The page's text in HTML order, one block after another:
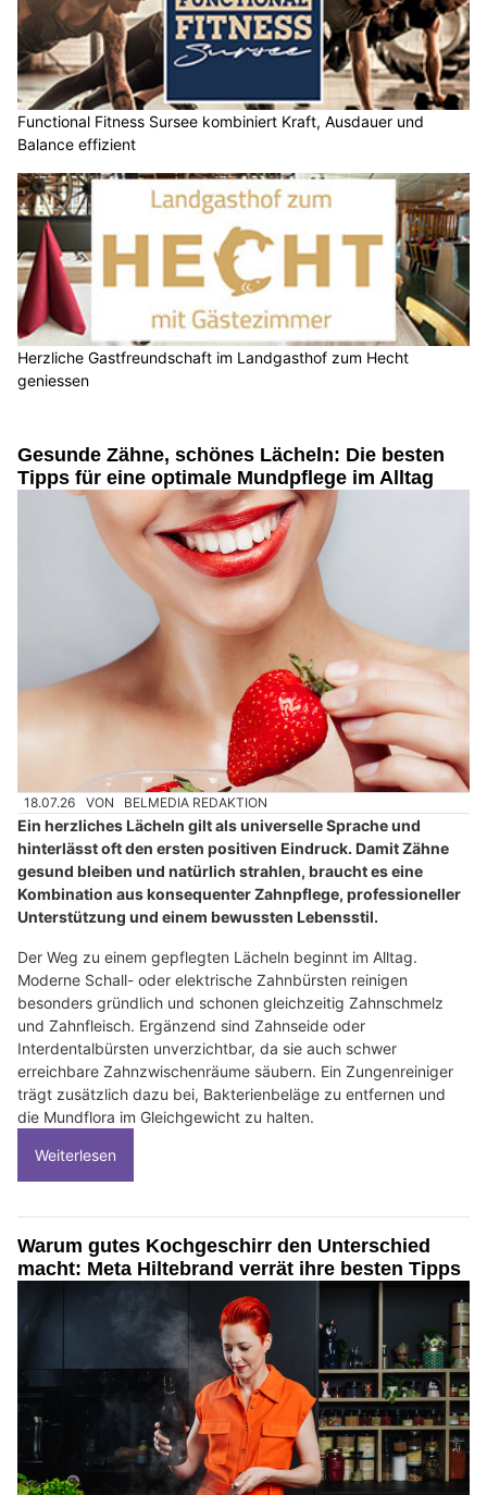
Functional Fitness Sursee kombiniert Kraft, Ausdauer und
Balance effizient
Herzliche Gastfreundschaft im Landgasthof zum Hecht
geniessen
Gesunde Zähne, schönes Lächeln: Die besten
Tipps für eine optimale Mundpflege im Alltag
18.07.26 VON BELMEDIA REDAKTION
Ein herzliches Lächeln gilt als universelle Sprache und
hinterlässt oft den ersten positiven Eindruck. Damit Zähne
gesund bleiben und natürlich strahlen, braucht es eine
Kombination aus konsequenter Zahnpflege, professioneller
Unterstützung und einem bewussten Lebensstil.
Der Weg zu einem gepflegten Lächeln beginnt im Alltag.
Moderne Schall- oder elektrische Zahnbürsten reinigen
besonders gründlich und schonen gleichzeitig Zahnschmelz
und Zahnfleisch. Ergänzend sind Zahnseide oder
Interdentalbürsten unverzichtbar, da sie auch schwer
erreichbare Zahnzwischenräume säubern. Ein Zungenreiniger
trägt zusätzlich dazu bei, Bakterienbeläge zu entfernen und
die Mundflora im Gleichgewicht zu halten.
Weiterlesen
Warum gutes Kochgeschirr den Unterschied
macht: Meta Hiltebrand verrät ihre besten Tipps